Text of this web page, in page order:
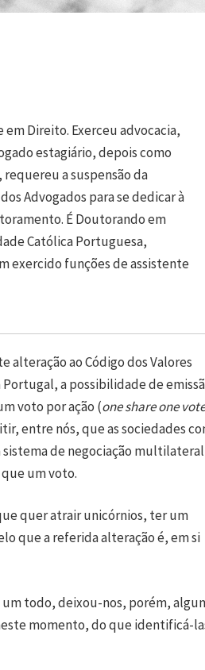
em Direito. Exerceu advocacia,
estagiário, depois como
requereu a suspensão da
Advogados para se dedicar à
É Doutorando em
Católica Portuguesa,
exercido funções de assistente
alteração ao Código dos Valores
a possibilidade de
voto por ação (one share one vote
entre nós, que as sociedades
de negociação multilateral
um voto.
quer atrair unicórnios, ter um
que a referida alteração é, em si
todo, deixou-nos, porém,
momento, do que identificá-